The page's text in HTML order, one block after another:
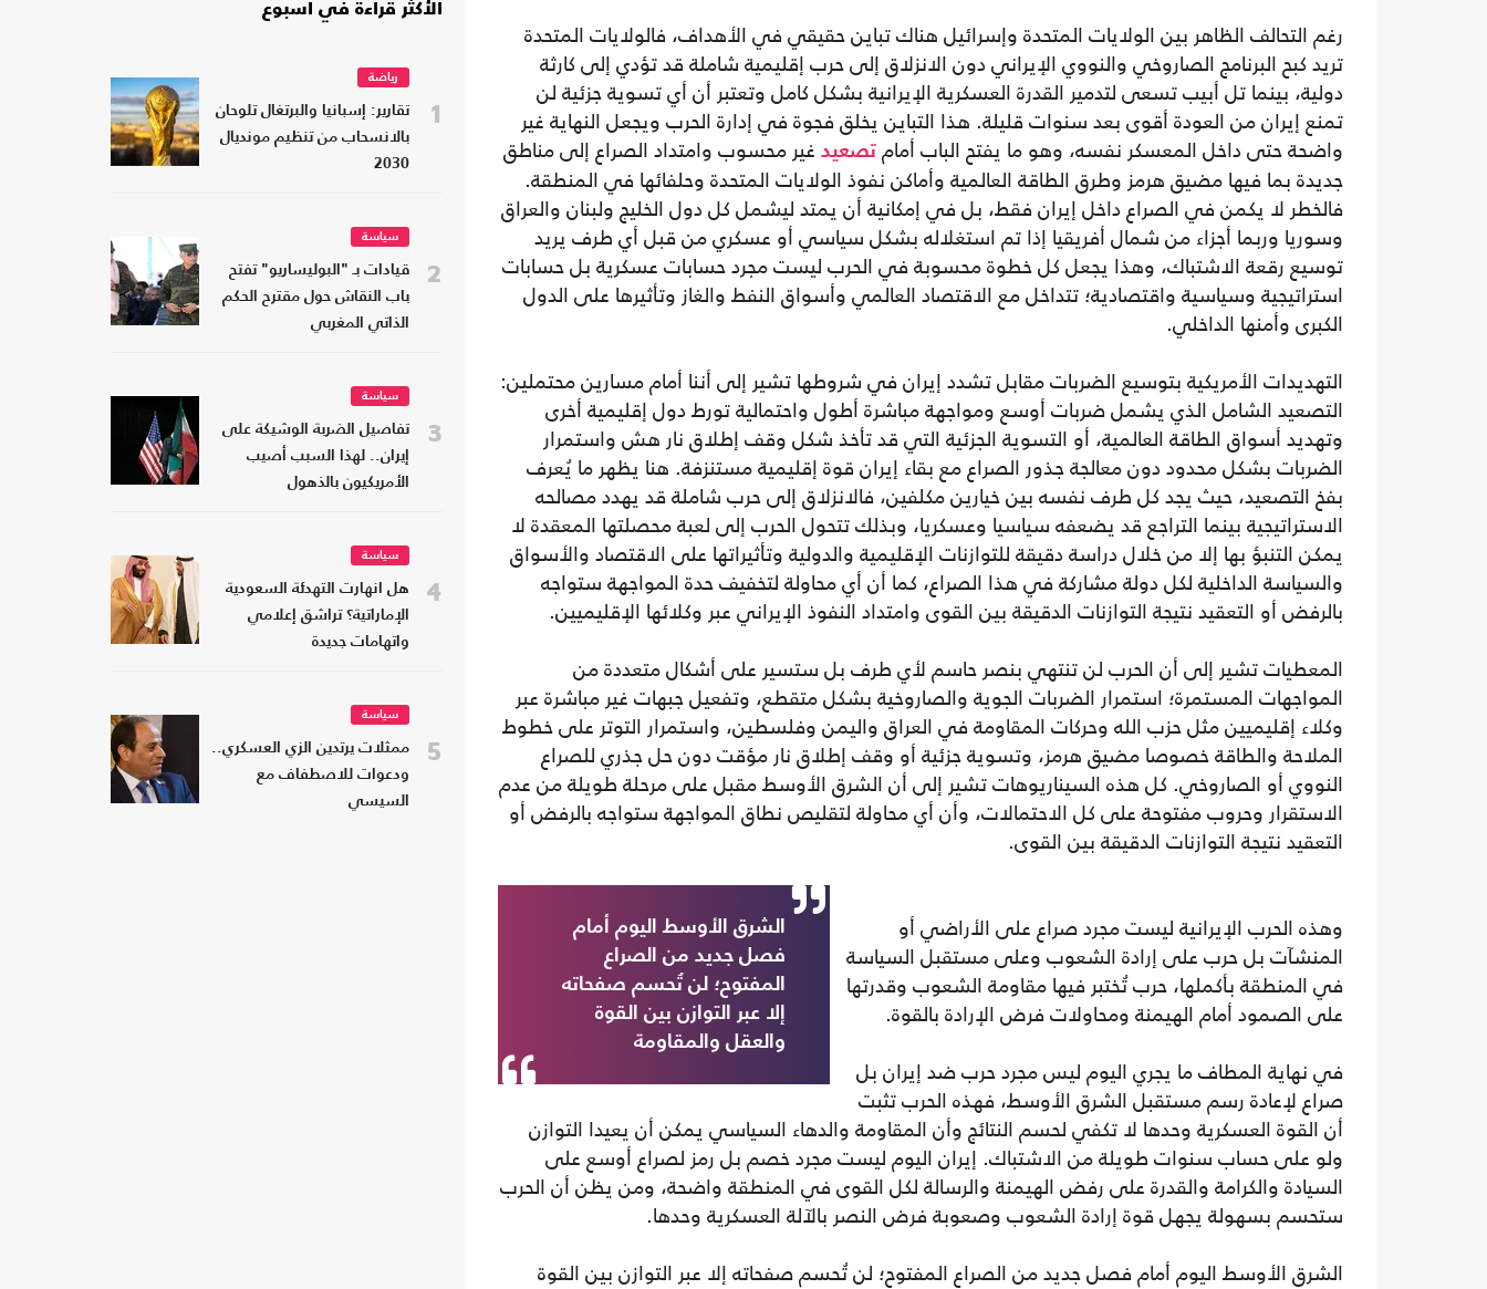
رغم التحالف الظاهر بين الولايات المتحدة وإسرائيل هناك تباين حقيقي في الأهداف، فالولايات المتحدة
تريد كبح البرنامج الصاروخي والنووي الإيراني دون الانزلاق إلى حرب إقليمية شاملة قد تؤدي إلى كارثة
دولية، بينما تل أبيب تسعى لتدمير القدرة العسكرية الإيرانية بشكل كامل وتعتبر أن أي تسوية جزئية لن
تمنع إيران من العودة أقوى بعد سنوات قليلة. هذا التباين يخلق فجوة في إدارة الحرب ويجعل النهاية غير
واضحة حتى داخل المعسكر نفسه، وهو ما يفتح الباب أمام تصعيد غير محسوب وامتداد الصراع إلى مناطق
جديدة بما فيها مضيق هرمز وطرق الطاقة العالمية وأماكن نفوذ الولايات المتحدة وحلفائها في المنطقة.
فالخطر لا يكمن في الصراع داخل إيران فقط، بل في إمكانية أن يمتد ليشمل كل دول الخليج ولبنان والعراق
وسوريا وربما أجزاء من شمال أفريقيا إذا تم استغلاله بشكل سياسي أو عسكري من قبل أي طرف يريد
توسيع رقعة الاشتباك، وهذا يجعل كل خطوة محسوبة في الحرب ليست مجرد حسابات عسكرية بل حسابات
استراتيجية وسياسية واقتصادية؛ تتداخل مع الاقتصاد العالمي وأسواق النفط والغاز وتأثيرها على الدول
الكبرى وأمنها الداخلي.
التهديدات الأمريكية بتوسيع الضربات مقابل تشدد إيران في شروطها تشير إلى أننا أمام مسارين محتملين:
التصعيد الشامل الذي يشمل ضربات أوسع ومواجهة مباشرة أطول واحتمالية تورط دول إقليمية أخرى
وتهديد أسواق الطاقة العالمية، أو التسوية الجزئية التي قد تأخذ شكل وقف إطلاق نار هش واستمرار
الضربات بشكل محدود دون معالجة جذور الصراع مع بقاء إيران قوة إقليمية مستنزفة. هنا يظهر ما يُعرف
بفخ التصعيد، حيث يجد كل طرف نفسه بين خيارين مكلفين، فالانزلاق إلى حرب شاملة قد يهدد مصالحه
الاستراتيجية بينما التراجع قد يضعفه سياسيا وعسكريا، وبذلك تتحول الحرب إلى لعبة محصلتها المعقدة لا
يمكن التنبؤ بها إلا من خلال دراسة دقيقة للتوازنات الإقليمية والدولية وتأثيراتها على الاقتصاد والأسواق
والسياسة الداخلية لكل دولة مشاركة في هذا الصراع، كما أن أي محاولة لتخفيف حدة المواجهة ستواجه
بالرفض أو التعقيد نتيجة التوازنات الدقيقة بين القوى وامتداد النفوذ الإيراني عبر وكلائها الإقليميين.
المعطيات تشير إلى أن الحرب لن تنتهي بنصر حاسم لأي طرف بل ستسير على أشكال متعددة من
المواجهات المستمرة؛ استمرار الضربات الجوية والصاروخية بشكل متقطع، وتفعيل جبهات غير مباشرة عبر
وكلاء إقليميين مثل حزب الله وحركات المقاومة في العراق واليمن وفلسطين، واستمرار التوتر على خطوط
الملاحة والطاقة خصوصا مضيق هرمز، وتسوية جزئية أو وقف إطلاق نار مؤقت دون حل جذري للصراع
النووي أو الصاروخي. كل هذه السيناريوهات تشير إلى أن الشرق الأوسط مقبل على مرحلة طويلة من عدم
الاستقرار وحروب مفتوحة على كل الاحتمالات، وأن أي محاولة لتقليص نطاق المواجهة ستواجه بالرفض أو
التعقيد نتيجة التوازنات الدقيقة بين القوى.
الشرق الأوسط اليوم أمام
فصل جديد من الصراع
المفتوح؛ لن تُحسم صفحاته
إلا عبر التوازن بين القوة
والعقل والمقاومة
وهذه الحرب الإيرانية ليست مجرد صراع على الأراضي أو
المنشآت بل حرب على إرادة الشعوب وعلى مستقبل السياسة
في المنطقة بأكملها، حرب تُختبر فيها مقاومة الشعوب وقدرتها
على الصمود أمام الهيمنة ومحاولات فرض الإرادة بالقوة.
في نهاية المطاف ما يجري اليوم ليس مجرد حرب ضد إيران بل
صراع لإعادة رسم مستقبل الشرق الأوسط، فهذه الحرب تثبت
أن القوة العسكرية وحدها لا تكفي لحسم النتائج وأن المقاومة والدهاء السياسي يمكن أن يعيدا التوازن
ولو على حساب سنوات طويلة من الاشتباك. إيران اليوم ليست مجرد خصم بل رمز لصراع أوسع على
السيادة والكرامة والقدرة على رفض الهيمنة والرسالة لكل القوى في المنطقة واضحة، ومن يظن أن الحرب
ستحسم بسهولة يجهل قوة إرادة الشعوب وصعوبة فرض النصر بالآلة العسكرية وحدها.
الشرق الأوسط اليوم أمام فصل جديد من الصراع المفتوح؛ لن تُحسم صفحاته إلا عبر التوازن بين القوة
الأكثر قراءة في أسبوع
1
رياضة
تقارير: إسبانيا والبرتغال تلوحان
بالانسحاب من تنظيم مونديال
2030
2
سياسة
قيادات بـ "البوليساريو" تفتح
باب النقاش حول مقترح الحكم
الذاتي المغربي
3
سياسة
تفاصيل الضربة الوشيكة على
إيران.. لهذا السبب أصيب
الأمريكيون بالذهول
4
سياسة
هل انهارت التهدئة السعودية
الإماراتية؟ تراشق إعلامي
واتهامات جديدة
5
سياسة
ممثلات يرتدين الزي العسكري..
ودعوات للاصطفاف مع
السيسي